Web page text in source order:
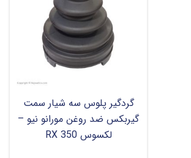
گردگیر پلوس سه شیار سمت
گیربکس ضد روغن مورانو نیو –
لکسوس 350 RX